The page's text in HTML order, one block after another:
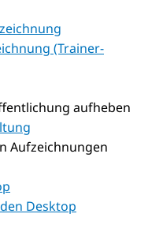
(Trainer-
aufheben
Aufzeichnungen
Desktop